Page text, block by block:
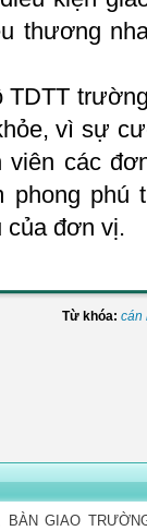
thương
vì sự
viên các
phú
của đơn vị.
Từ khóa: cán
GIAO